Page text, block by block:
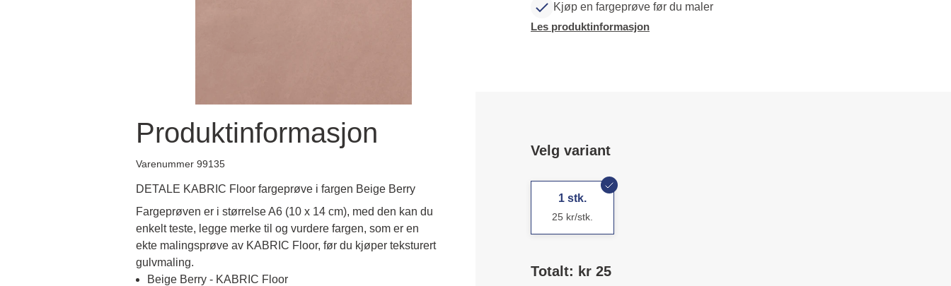
Produktinformasjon
Varenummer 99135
DETALE KABRIC Floor fargeprøve i fargen Beige Berry
Fargeprøven er i størrelse A6 (10 x 14 cm), med den kan du
enkelt teste, legge merke til og vurdere fargen, som er en
ekte malingsprøve av KABRIC Floor, før du kjøper teksturert
gulvmaling.
Beige Berry - KABRIC Floor
Kjøp en fargeprøve før du maler
Les produktinformasjon
Velg variant
1 stk.
25 kr/stk.
Totalt: kr 25